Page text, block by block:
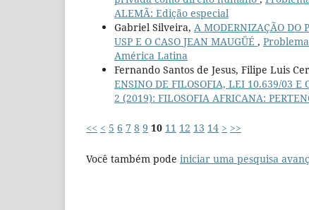
ALEMÃ: Edição especial
Gabriel Silveira, A MODERNIZAÇÃO DO
USP E O CASO JEAN MAUGÜÉ ,
América Latina
Fernando Santos de Jesus, Filipe Luis
ENSINO DE FILOSOFIA, LEI 10.639/03 E
2 (2019): FILOSOFIA AFRICANA:
<< < 5 6 7 8 9 10 11 12 13 14 > >>
Você também pode iniciar uma pesquisa